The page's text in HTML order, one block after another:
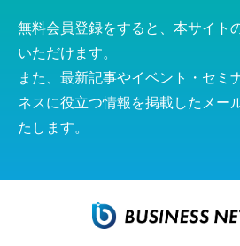
無料会員登録をすると、本サイト
いただけます。
また、最新記事やイベント・セミ
ネスに役立つ情報を掲載したメー
たします。